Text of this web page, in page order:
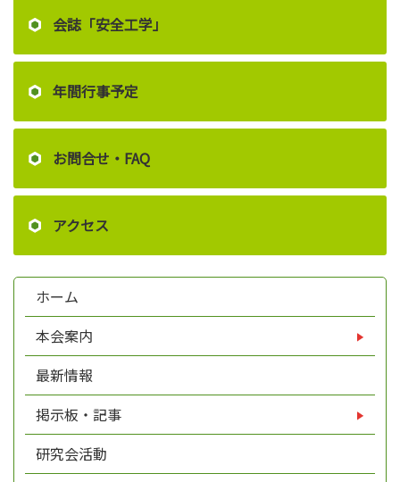
会誌「安全工学」
年間行事予定
お問合せ・FAQ
アクセス
ホーム
本会案内
最新情報
掲示板・記事
研究会活動